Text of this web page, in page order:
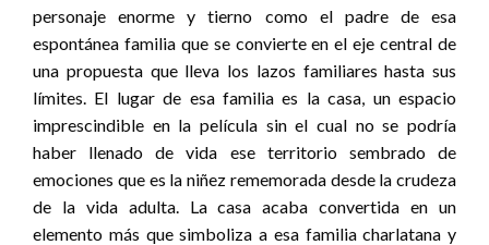
personaje enorme y tierno como el padre de esa
espontánea familia que se convierte en el eje central de
una propuesta que lleva los lazos familiares hasta sus
límites. El lugar de esa familia es la casa, un espacio
imprescindible en la película sin el cual no se podría
haber llenado de vida ese territorio sembrado de
emociones que es la niñez rememorada desde la crudeza
de la vida adulta. La casa acaba convertida en un
elemento más que simboliza a esa familia charlatana y